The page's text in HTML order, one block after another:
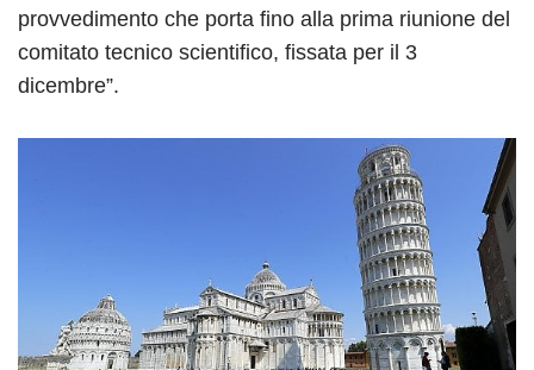
provvedimento che porta fino alla prima riunione del
comitato tecnico scientifico, fissata per il 3
dicembre”.